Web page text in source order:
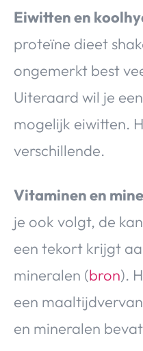
Eiwitten en
proteïne dieet
ongemerkt best
Uiteraard wil je
mogelijk eiwitten.
verschillende.
Vitaminen en
je ook volgt, de
een tekort krijgt
mineralen (bron).
een
en mineralen